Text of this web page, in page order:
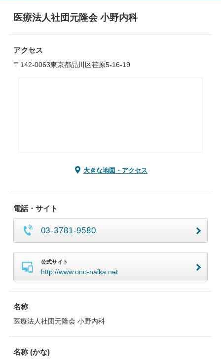
医療法人社団元隆会 小野内科
アクセス
〒142-0063東京都品川区荏原5-16-19
大きな地図・アクセス
電話・サイト
03-3781-9580
公式サイト
http://www.ono-naika.net
名称
医療法人社団元隆会 小野内科
名称 (かな)